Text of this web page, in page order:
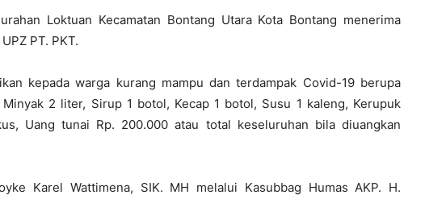
Loktuan Kecamatan Bontang Utara Kota Bontang menerima
PT. PKT.
kepada warga kurang mampu dan terdampak Covid-19 berupa
2 liter, Sirup 1 botol, Kecap 1 botol, Susu 1 kaleng, Kerupuk
Uang tunai Rp. 200.000 atau total keseluruhan bila diuangkan
Karel Wattimena, SIK. MH melalui Kasubbag Humas AKP. H.